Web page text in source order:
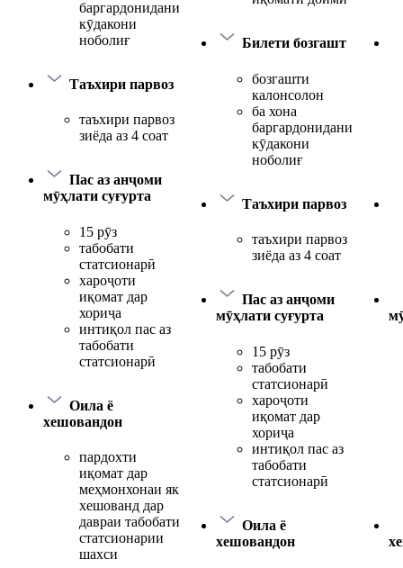
баргардонидани
кӯдакони
ноболиғ
Таъхири парвоз
таъхири парвоз
зиёда аз 4 соат
Пас аз анҷоми
мӯҳлати суғурта
15 рӯз
табобати
статсионарӣ
хароҷоти
иқомат дар
хориҷа
интиқол пас аз
табобати
статсионарӣ
Оила ё
хешовандон
пардохти
иқомат дар
меҳмонхонаи як
хешованд дар
давраи табобати
статсионарии
шахси
Билети бозгашт
бозгашти
калонсолон
ба хона
баргардонидани
кӯдакони
ноболиғ
Таъхири парвоз
таъхири парвоз
зиёда аз 4 соат
Пас аз анҷоми
мӯҳлати суғурта
15 рӯз
табобати
статсионарӣ
хароҷоти
иқомат дар
хориҷа
интиқол пас аз
табобати
статсионарӣ
Оила ё
хешовандон